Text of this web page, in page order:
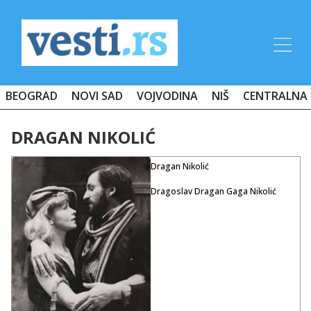
BEOGRAD NOVI SAD VOJVODINA NIŠ CENTRALNA
DRAGAN NIKOLIĆ
Dragan Nikolić
Dragoslav Dragan Gaga Nikolić